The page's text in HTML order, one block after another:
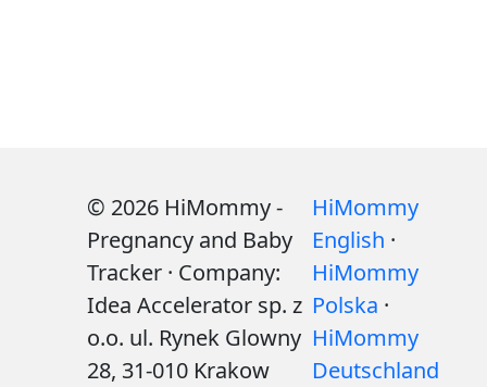
© 2026 HiMommy -
Pregnancy and Baby
Tracker · Company:
Idea Accelerator sp. z
o.o. ul. Rynek Glowny
28, 31-010 Krakow
HiMommy
English ·
HiMommy
Polska ·
HiMommy
Deutschland